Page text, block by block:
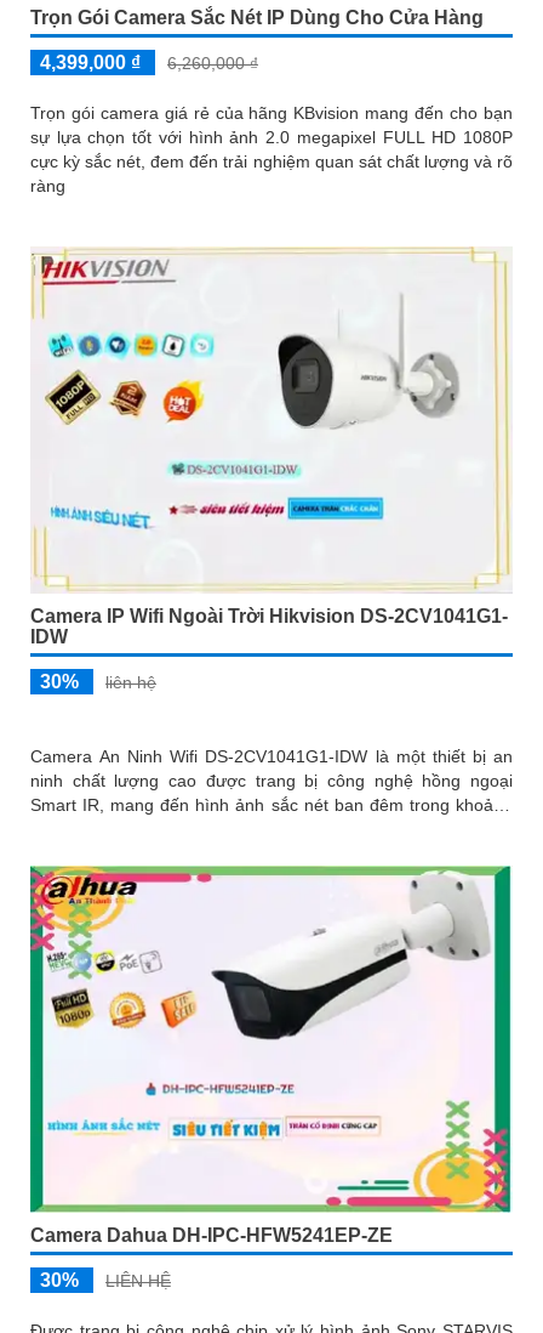
Trọn Gói Camera Sắc Nét IP Dùng Cho Cửa Hàng
4,399,000 ₫ 6,260,000 ₫
Trọn gói camera giá rẻ của hãng KBvision mang đến cho bạn
sự lựa chọn tốt với hình ảnh 2.0 megapixel FULL HD 1080P
cực kỳ sắc nét, đem đến trải nghiệm quan sát chất lượng và rõ
ràng
Camera IP Wifi Ngoài Trời Hikvision DS-2CV1041G1-
IDW
30% liên hệ
Camera An Ninh Wifi DS-2CV1041G1-IDW là một thiết bị an
ninh chất lượng cao được trang bị công nghệ hồng ngoại
Smart IR, mang đến hình ảnh sắc nét ban đêm trong khoảng
Camera Dahua DH-IPC-HFW5241EP-ZE
30% LIÊN HỆ